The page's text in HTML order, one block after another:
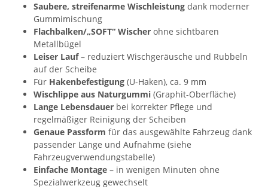
Saubere, streifenarme Wischleistung dank moderner
Gummimischung
Flachbalken/„SOFT“ Wischer ohne sichtbaren
Metallbügel
Leiser Lauf– reduziert Wischgeräusche und Rubbeln
auf der Scheibe
Für Hakenbefestigung (U-Haken), ca. 9 mm
Wischlippe aus Naturgummi (Graphit-Oberfläche)
Lange Lebensdauer bei korrekter Pflege und
regelmäßiger Reinigung der Scheiben
Genaue Passform für das ausgewählte Fahrzeug dank
passender Länge und Aufnahme (siehe
Fahrzeugverwendungstabelle)
Einfache Montage – in wenigen Minuten ohne
Spezialwerkzeug gewechselt